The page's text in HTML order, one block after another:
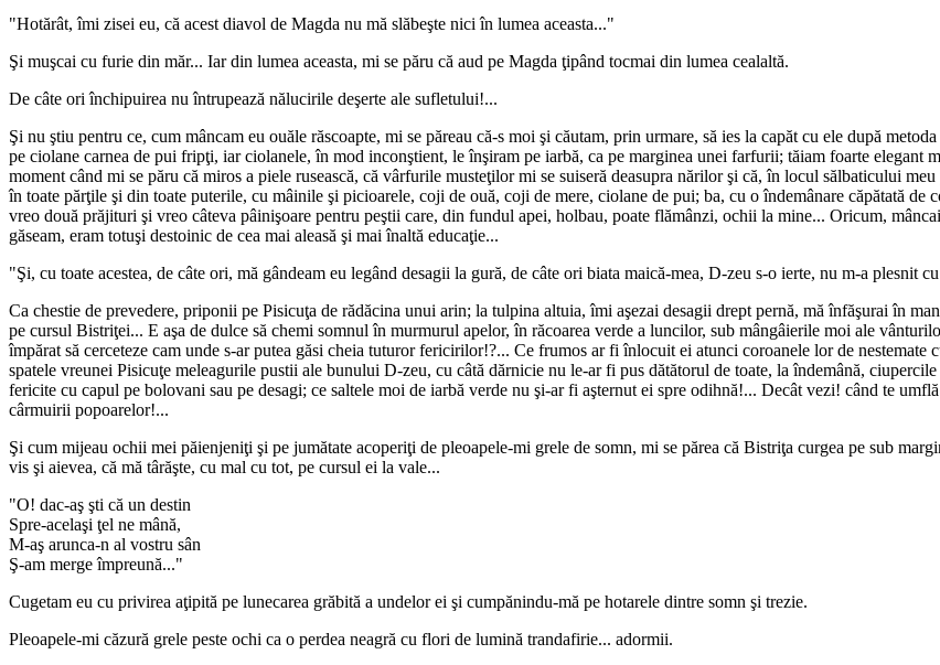
"Hotărât, îmi zisei eu, că acest diavol de Magda nu mă slăbeşte nici în lumea aceasta..."
Şi muşcai cu furie din măr... Iar din lumea aceasta, mi se păru că aud pe Magda ţipând tocmai din lumea cealaltă.
De câte ori închipuirea nu întrupează nălucirile deşerte ale sufletului!...
Şi nu ştiu pentru ce, cum mâncam eu ouăle răscoapte, mi se păreau că-s moi şi căutam, prin urmare, să ies la capăt cu ele după
pe ciolane carnea de pui fripţi, iar ciolanele, în mod inconştient, le înşiram pe iarbă, ca pe marginea unei farfurii; tăiam foarte
moment când mi se păru că miros a piele rusească, că vârfurile musteţilor mi se suiseră deasupra nărilor şi că, în locul sălbaticului
în toate părţile şi din toate puterile, cu mâinile şi picioarele, coji de ouă, coji de mere, ciolane de pui; ba, cu o îndemânare căpătată
vreo două prăjituri şi vreo câteva pâinişoare pentru peştii care, din fundul apei, holbau, poate flămânzi, ochii la mine... Oricum,
găseam, eram totuşi destoinic de cea mai aleasă şi mai înaltă educaţie...
"Şi, cu toate acestea, de câte ori, mă gândeam eu legând desagii la gură, de câte ori biata maică-mea, D-zeu s-o ierte, nu m-a plesnit
Ca chestie de prevedere, priponii pe Pisicuţa de rădăcina unui arin; la tulpina altuia, îmi aşezai desagii drept pernă, mă înfăşurai în
pe cursul Bistriţei... E aşa de dulce să chemi somnul în murmurul apelor, în răcoarea verde a luncilor, sub mângâierile moi ale
împărat să cerceteze cam unde s-ar putea găsi cheia tuturor fericirilor!?... Ce frumos ar fi înlocuit ei atunci coroanele lor de
spatele vreunei Pisicuţe meleagurile pustii ale bunului D-zeu, cu câtă dărnicie nu le-ar fi pus dătătorul de toate, la îndemână,
fericite cu capul pe bolovani sau pe desagi; ce saltele moi de iarbă verde nu şi-ar fi aşternut ei spre odihnă!... Decât vezi! când te
cârmuirii popoarelor!...
Şi cum mijeau ochii mei păienjeniţi şi pe jumătate acoperiţi de pleoapele-mi grele de somn, mi se părea că Bistriţa curgea pe sub
vis şi aievea, că mă târăşte, cu mal cu tot, pe cursul ei la vale...
"O! dac-aş şti că un destin
Spre-acelaşi ţel ne mână,
M-aş arunca-n al vostru sân
Ş-am merge împreună..."
Cugetam eu cu privirea aţipită pe lunecarea grăbită a undelor ei şi cumpănindu-mă pe hotarele dintre somn şi trezie.
Pleoapele-mi căzură grele peste ochi ca o perdea neagră cu flori de lumină trandafirie... adormii.